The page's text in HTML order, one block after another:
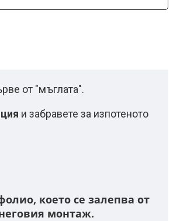
от "мъглата".
и забравете за изпотеното
което се залепва от
монтаж.